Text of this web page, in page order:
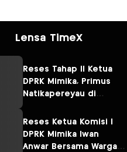
Lensa TimeX
Reses Tahap II Ketua
DPRK Mimika, Primus
Natikapereyau di
Pulau Karaka
Reses Ketua Komisi I
DPRK Mimika Iwan
Anwar Bersama Warga